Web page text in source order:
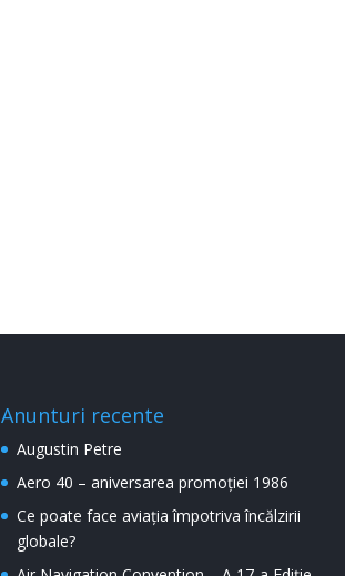
Anunturi recente
Augustin Petre
Aero 40 – aniversarea promoției 1986
Ce poate face aviația împotriva încălzirii
globale?